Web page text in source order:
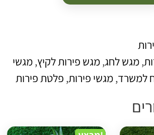
,מגש לחג,מגש פירות לקיץ,מגשי
למשרד,מגשי פירות,פלטת פירות